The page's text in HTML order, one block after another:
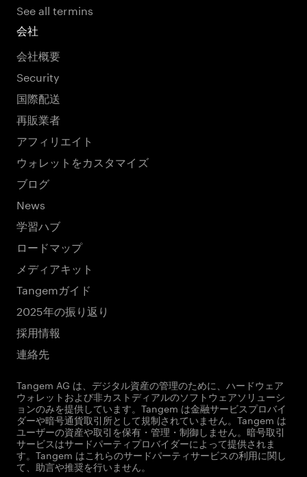
See all termins
会社
会社概要
Security
国際配送
再販業者
アフィリエイト
ウォレットをカスタマイズ
ブログ
News
学習ハブ
ロードマップ
メディアキット
Tangemガイド
2025年の振り返り
採用情報
連絡先
Tangem AG は、デジタル資産の管理のために、ハードウェア
ウォレットおよび非カストディアルのソフトウェアソリューシ
ョンのみを提供しています。Tangem は金融サービスプロバイ
ダーや暗号通貨取引所として規制されていません。Tangem は
ユーザーの資産や取引を保有・管理・制御しません。暗号取引
サービスはサードパーティプロバイダーによって提供されま
す。Tangem はこれらのサードパーティサービスの利用に関し
て、助言や推奨を行いません。